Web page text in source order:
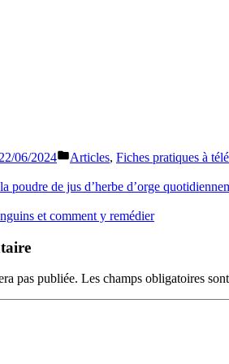
22/06/2024
Publié
Articles, Fiches pratiques à
:
poudre de jus d’herbe d’orge
et comment y remédier
pas publiée. Les champs obligatoires